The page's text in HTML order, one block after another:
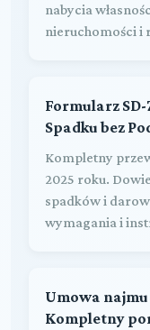
nabycia
nieruchomości i
Formularz
Spadku bez
Kompletny
2025 roku.
spadków i
wymagania i
Umowa
Kompletny